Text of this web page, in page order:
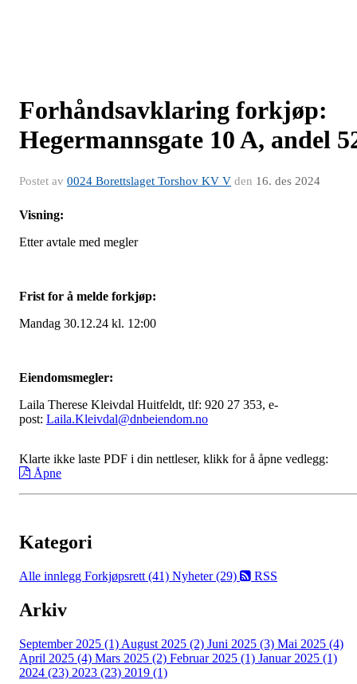
Forhåndsavklaring forkjøp:
Hegermannsgate 10 A, andel
Postet av 0024 Borettslaget Torshov KV V den 16. des 2024
Visning:
Etter avtale med megler
Frist for å melde forkjøp:
Mandag 30.12.24 kl. 12:00
Eiendomsmegler:
Laila Therese Kleivdal Huitfeldt, tlf: 920 27 353, e-
post: Laila.Kleivdal@dnbeiendom.no
Klarte ikke laste PDF i din nettleser, klikk for å åpne vedlegg:
Åpne
Kategori
Alle innlegg Forkjøpsrett (41) Nyheter (29) RSS
Arkiv
September 2025 (1) August 2025 (2) Juni 2025 (3) Mai 2025 (4)
April 2025 (4) Mars 2025 (2) Februar 2025 (1) Januar 2025 (1)
2024 (23) 2023 (23) 2019 (1)